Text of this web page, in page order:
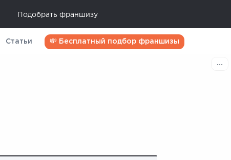
Подобрать франшизу
Статьи 💸 Бесплатный подбор франшизы